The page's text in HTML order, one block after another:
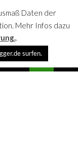
Daten der
Mehr Infos dazu
.
surfen.